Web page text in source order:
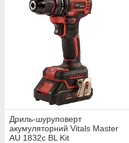
Дриль-шуруповерт
акумуляторний Vitals Master
AU 1832c BL Kit